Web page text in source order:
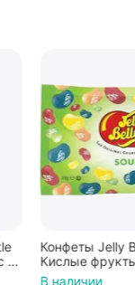
Конфеты Jelly Belly
Кислые фрукты
В наличии